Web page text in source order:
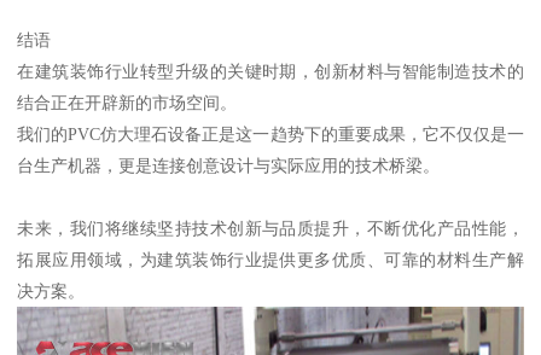
结语
在建筑装饰行业转型升级的关键时期，创新材料与智能制造技术的
结合正在开辟新的市场空间。
我们的PVC仿大理石设备正是这一趋势下的重要成果，它不仅仅是一
台生产机器，更是连接创意设计与实际应用的技术桥梁。
未来，我们将继续坚持技术创新与品质提升，不断优化产品性能，
拓展应用领域，为建筑装饰行业提供更多优质、可靠的材料生产解
决方案。